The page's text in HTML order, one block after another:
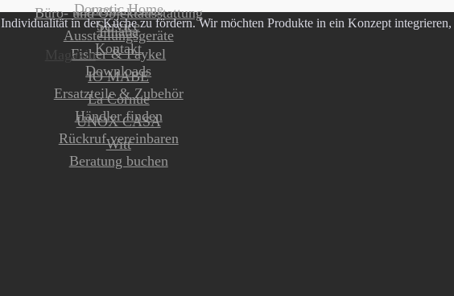
Dometic Home
Fhiaba
Fisher & Paykel
IO MABE
La Cornue
UNOX CASA
Witt
Büro- und Objektausstattung
Ausstellungsgeräte
Service
Kontakt
Downloads
Ersatzteile & Zubehör
Händler finden
Rückruf vereinbaren
Beratung buchen
Magazin
in der Küche zu fördern. Wir möchten Produkte in ein Konzept